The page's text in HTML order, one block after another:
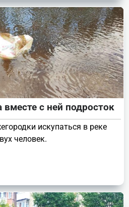
с ней подросток
искупаться в реке
человек.